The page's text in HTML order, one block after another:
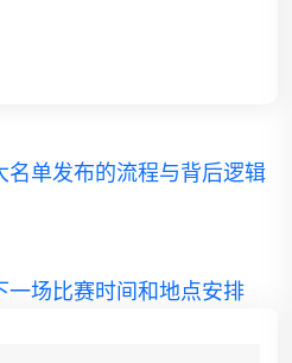
单发布的流程与背后逻辑
场比赛时间和地点安排